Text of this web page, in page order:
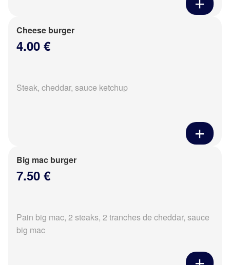
Cheese burger
4.00 €
Steak, cheddar, sauce ketchup
Big mac burger
7.50 €
Pain big mac, 2 steaks, 2 tranches de cheddar, sauce
big mac